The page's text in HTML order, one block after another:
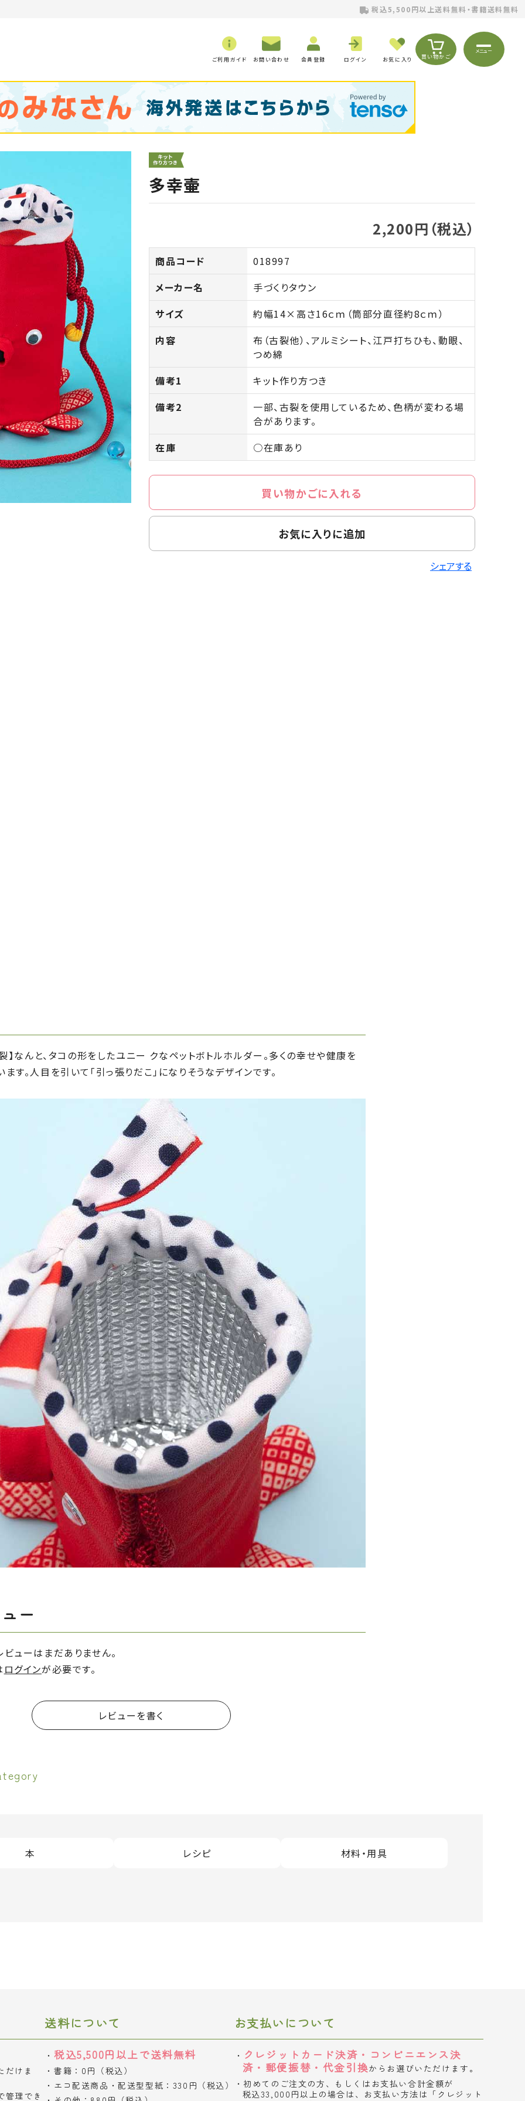
税込5,500円以上送料無料・書籍送料無料
ご利用ガイド お問い合わせ 会員登録 ログイン お気に入り 買い物かご
メニュー
多幸壷
2,200円（税込）
商品コード
018997
メーカー名
手づくりタウン
サイズ
約幅14×高さ16ｃｍ（筒部分直径約8ｃｍ）
内容
布（古裂他）、アルミシート、江戸打ちひも、動眼、
つめ綿
備考1
キット作り方つき
備考2
一部、古裂を使用しているため、色柄が変わる場
合があります。
在庫
○在庫あり
買い物かごに入れる
お気に入りに追加
シェアする
裂】なんと、タコの形をしたユニー クなペットボトルホルダー。多くの幸せや健康を
す。人目を引いて「引っ張りだこ」になりそうなデザインです。
ー
ューはまだありません。
ログインが必要です。
レビューを書く
本 レシピ 材料・用具
だけま
管理でき
送料について
税込5,500円以上で送料無料
書籍：0円（税込）
エコ配送商品・配送型型紙：330円（税込）
お支払いについて
クレジットカード決済・コンビニエンス決
済・郵便振替・代金引換からお選びいただけます。
初めてのご注文の方、もしくはお支払い合計金額が
税込33,000円以上の場合は、お支払い方法は「クレジット